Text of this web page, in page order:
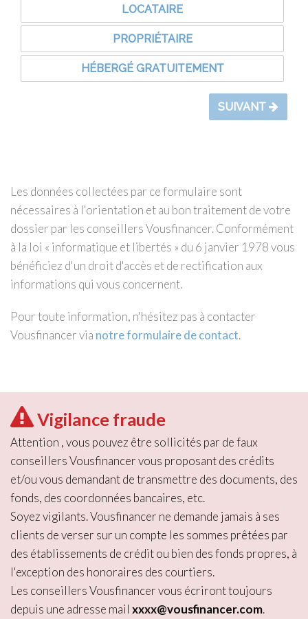
Les données collectées par ce formulaire sont
nécessaires à l'orientation et au bon traitement de votre
dossier par les conseillers Vousfinancer. Conformément
à la loi « informatique et libertés » du 6 janvier 1978 vous
bénéficiez d'un droit d'accès et de rectification aux
informations qui vous concernent.
Pour toute information, n'hésitez pas à contacter
Vousfinancer via notre formulaire de contact.
Vigilance fraude
Attention , vous pouvez être sollicités par de faux
conseillers Vousfinancer vous proposant des crédits
et/ou vous demandant de transmettre des documents, des
fonds, des coordonnées bancaires, etc.
Soyez vigilants. Vousfinancer ne demande jamais à ses
clients de verser sur un compte les sommes prêtées par
des établissements de crédit ou bien des fonds propres, à
l'exception des honoraires des courtiers.
Les conseillers Vousfinancer vous écriront toujours
depuis une adresse mail xxxx@vousfinancer.com.